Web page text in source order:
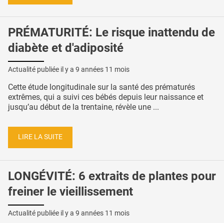
PRÉMATURITÉ: Le risque inattendu de
diabète et d'adiposité
Actualité publiée il y a 9 années 11 mois
Cette étude longitudinale sur la santé des prématurés
extrêmes, qui a suivi ces bébés depuis leur naissance et
jusqu’au début de la trentaine, révèle une ...
LIRE LA SUITE
LONGÉVITÉ: 6 extraits de plantes pour
freiner le vieillissement
Actualité publiée il y a 9 années 11 mois